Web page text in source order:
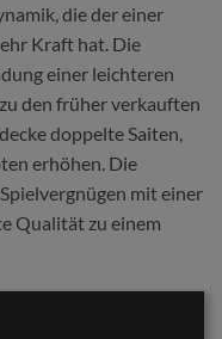
die der einer
Kraft hat. Die
einer leichteren
den früher verkauften
doppelte Saiten,
erhöhen. Die
mit einer
Qualität zu einem